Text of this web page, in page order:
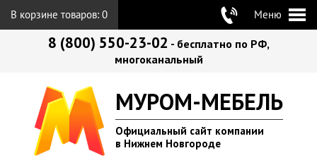
В корзине товаров: 0 Меню
8 (800) 550-23-02 - бесплатно по РФ,
многоканальный
МУРОМ-МЕБЕЛЬ
Официальный сайт компании
в Нижнем Новгороде